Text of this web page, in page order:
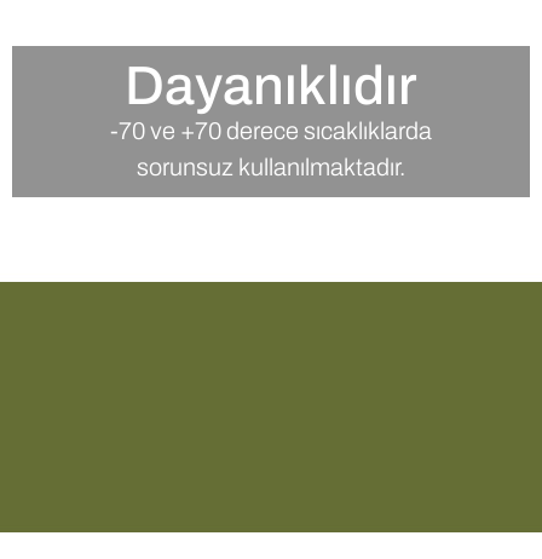
Dayanıklıdır​
-70 ve +70 derece sıcaklıklarda
sorunsuz kullanılmaktadır. ​